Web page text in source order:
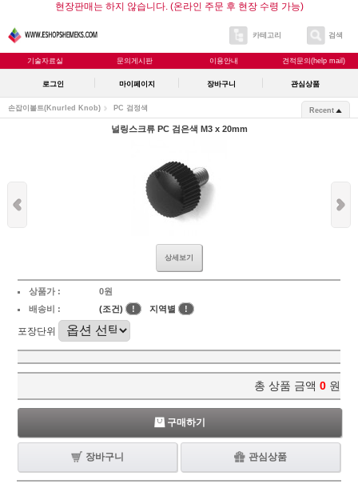
현장판매는 하지 않습니다. (온라인 주문 후 현장 수령 가능)
카테고리 검색
기술자료실 문의게시판 이용안내 견적문의(help mail)
로그인 마이페이지 장바구니 관심상품
손잡이볼트(Knurled Knob) PC 검정색 Recent
널링스크류 PC 검은색 M3 x 20mm
상세보기
상품가 :
0원
배송비 :
(조건) ! 지역별 !
포장단위
총 상품 금액 0 원
구매하기
장바구니 관심상품